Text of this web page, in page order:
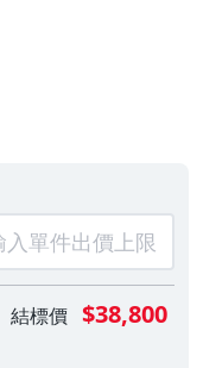
結標價 $38,800